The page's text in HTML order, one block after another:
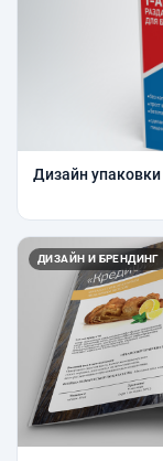
Дизайн упаковки
ДИЗАЙН И БРЕНДИНГ